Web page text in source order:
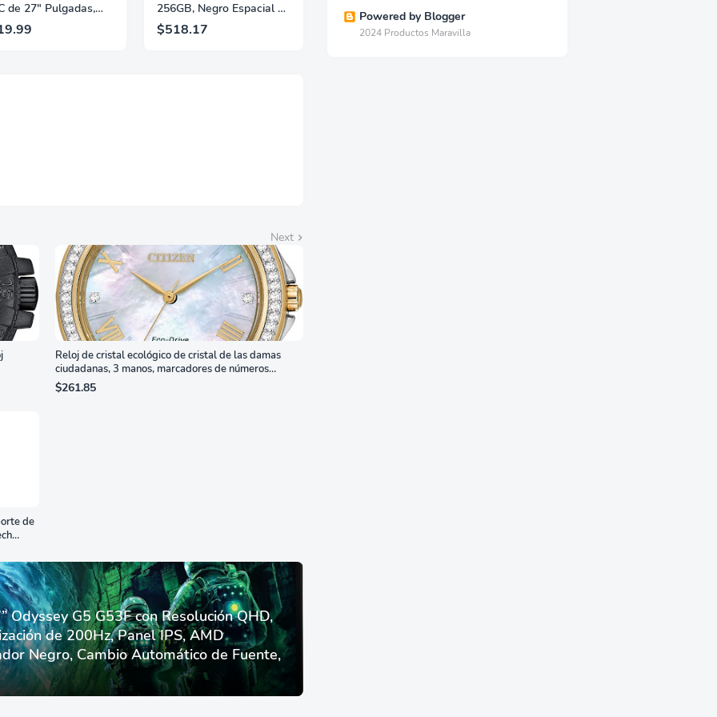
de 27" Pulgadas,
2560×1440, 320Hz,
GtG, DisplayHDR,
256GB, Negro Espacial -
Desbloqueado
(Renovado)
$518.17
Next
Reloj de cristal ecológico de cristal de las damas
ciudadanas, 3 manos, marcadores de números
romanos, dial de nácar
$261.85
de
Odyssey G5 G53F con Resolución QHD,
de 200Hz, Panel IPS, AMD
Negro, Cambio Automático de Fuente,
Powered by Blogger
2024 Productos Maravilla